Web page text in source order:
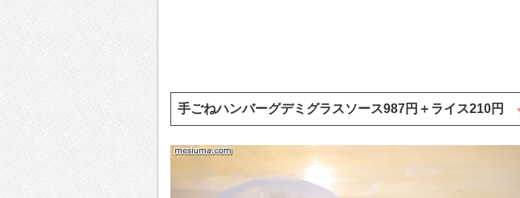
手ごねハンバーグデミグラスソース987円＋ライス210円